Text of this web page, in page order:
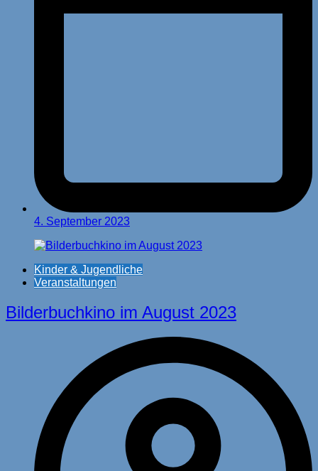
4. September 2023
Kinder & Jugendliche
Veranstaltungen
Bilderbuchkino im August 2023